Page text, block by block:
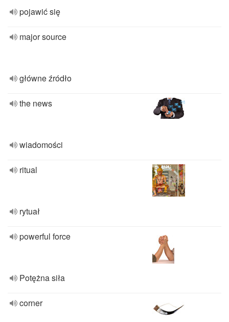
pojawić się
major source
główne źródło
the news
wiadomości
ritual
rytuał
powerful force
Potężna siła
corner